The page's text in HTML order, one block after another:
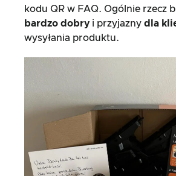
kodu QR w FAQ. Ogólnie rzecz
bardzo dobry i przyjazny dla
wysyłania produktu.